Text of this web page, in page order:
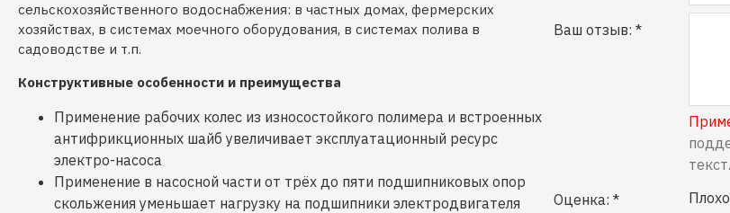
сельскохозяйственного водоснабжения: в частных домах, фермерских
хозяйствах, в системах моечного оборудования, в системах полива в
садоводстве и т.п.
Конструктивные особенности и преимущества
Применение рабочих колес из износостойкого полимера и встроенных
антифрикционных шайб увеличивает эксплуатационный ресурс
электро-насоса
Применение в насосной части от трёх до пяти подшипниковых опор
скольжения уменьшает нагрузку на подшипники электродвигателя
Ваш отзыв:
текст.
Оценка:
Плохо